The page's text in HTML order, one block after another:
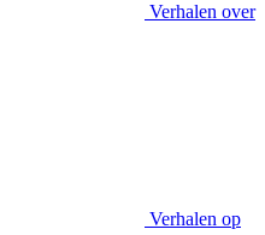
Verhalen over
Verhalen op